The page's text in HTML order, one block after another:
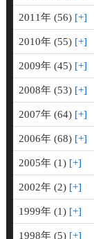
2011年 (56)
2010年 (55)
2009年 (45)
2008年 (53)
2007年 (64)
2006年 (68)
2005年 (1)
2002年 (2)
1999年 (1)
1998年 (5)